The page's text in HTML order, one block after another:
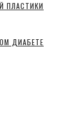
ПЛАСТИКИ
ДИАБЕТЕ